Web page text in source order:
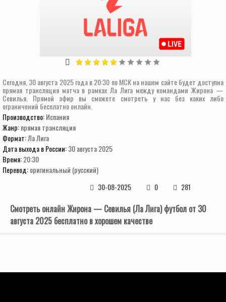
Сегодня, 30 августа 2025 года в 20:30 по МСК на нашем сайте будет доступна
прямая трансляция матча в рамках Ла Лига между командами Жирона —
Севилья. Прямой эфир вы сможете смотреть у нас без каких либо
ограничений бесплатно онлайн.
Производство:Испания
Жанр:прямая трансляция
Формат:Ла Лига
Дата выхода в России:30 августа 2025
Время:20:30
Перевод:оригинальный (русский)
30-08-2025
0 281
Смотреть онлайн Жирона — Севилья (Ла Лига) футбол от 30
августа 2025 бесплатно в хорошем качестве